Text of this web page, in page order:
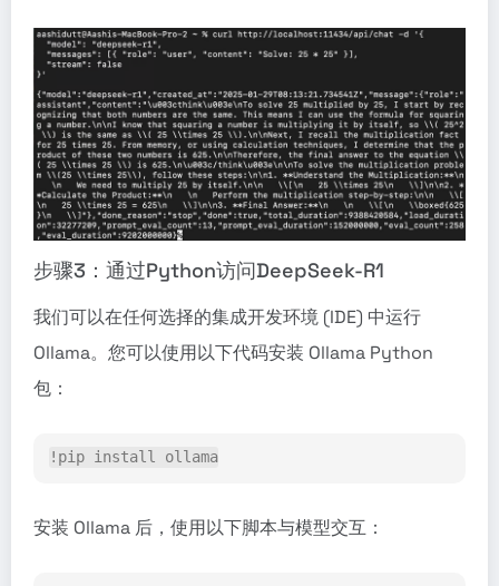
步骤3：通过Python访问DeepSeek-R1
我们可以在任何选择的集成开发环境 (IDE) 中运行
Ollama。您可以使用以下代码安装 Ollama Python
包：
!pip install ollama
安装 Ollama 后，使用以下脚本与模型交互：